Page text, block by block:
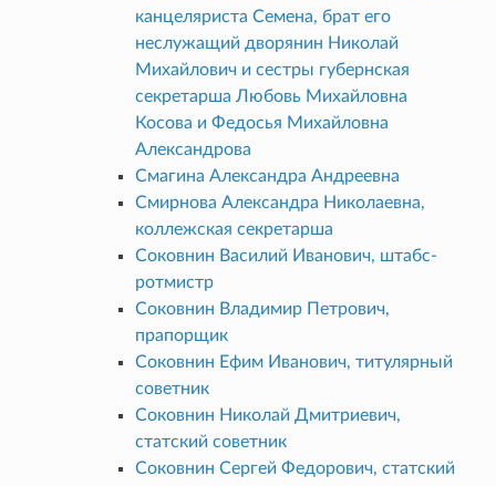
канцеляриста Семена, брат его
неслужащий дворянин Николай
Михайлович и сестры губернская
секретарша Любовь Михайловна
Косова и Федосья Михайловна
Александрова
Смагина Александра Андреевна
Смирнова Александра Николаевна,
коллежская секретарша
Соковнин Василий Иванович, штабс-
ротмистр
Соковнин Владимир Петрович,
прапорщик
Соковнин Ефим Иванович, титулярный
советник
Соковнин Николай Дмитриевич,
статский советник
Соковнин Сергей Федорович, статский